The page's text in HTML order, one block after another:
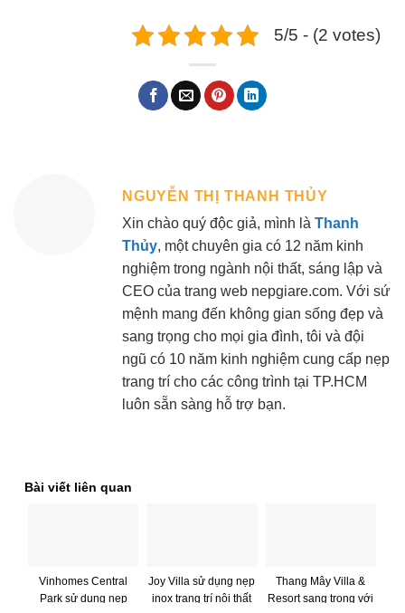
5/5 - (2 votes)
NGUYỄN THỊ THANH THỦY
Xin chào quý độc giả, mình là Thanh
Thủy, một chuyên gia có 12 năm kinh
nghiệm trong ngành nội thất, sáng lập và
CEO của trang web nepgiare.com. Với sứ
mệnh mang đến không gian sống đẹp và
sang trọng cho mọi gia đình, tôi và đội
ngũ có 10 năm kinh nghiệm cung cấp nẹp
trang trí cho các công trình tại TP.HCM
luôn sẵn sàng hỗ trợ bạn.
Bài viết liên quan
Vinhomes Central
Park sử dụng nẹp
Joy Villa sử dụng nẹp
inox trang trí nội thất
Thang Mây Villa &
Resort sang trọng với